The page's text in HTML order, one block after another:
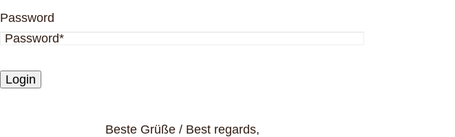
Password
Login
Beste Grüße / Best regards,